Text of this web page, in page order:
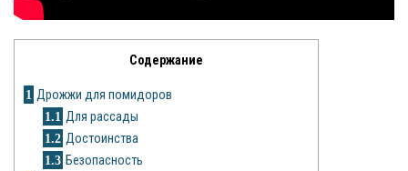
Замиокулькас
Петуния
Содержание
1 Дрожжи для помидоров
1.1 Для рассады
1.2 Достоинства
1.3 Безопасность